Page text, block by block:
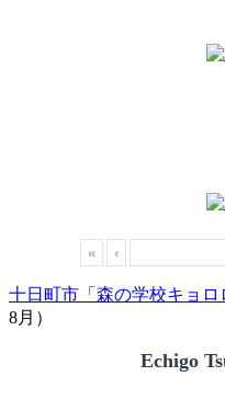
« ‹
十日町市「森の学校キョロ
8月）
Echigo